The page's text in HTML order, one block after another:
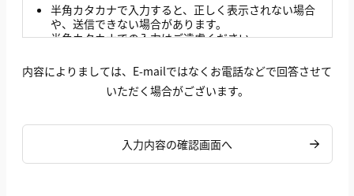
半角カタカナで入力すると、正しく表示されない場合
や、送信できない場合があります。
半角カタカナでの入力はご遠慮ください。
当社より返信するお客様へのご回答メールは、お客様
個人宛てにお客様のお問合わせにお答えする目的でお
内容によりましては、E-mailではなくお電話などで回答させて
いただく場合がございます。
入力内容の確認画面へ